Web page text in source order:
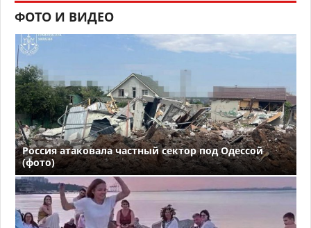
ФОТО И ВИДЕО
Россия атаковала частный сектор под Одессой
(фото)